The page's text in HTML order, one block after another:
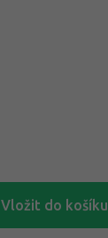
Vložit do košíku